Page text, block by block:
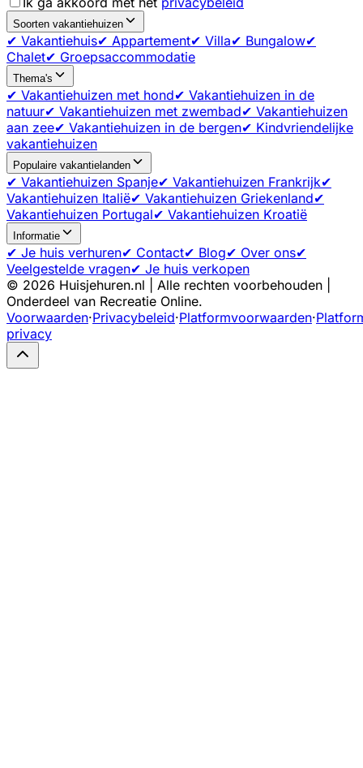
Soorten vakantiehuizen
✔ Vakantiehuis✔ Appartement✔ Villa✔ Bungalow✔
Chalet✔ Groepsaccommodatie
Thema's
✔ Vakantiehuizen met hond✔ Vakantiehuizen in de
natuur✔ Vakantiehuizen met zwembad✔ Vakantiehuizen
aan zee✔ Vakantiehuizen in de bergen✔ Kindvriendelijke
vakantiehuizen
Populaire vakantielanden
✔ Vakantiehuizen Spanje✔ Vakantiehuizen Frankrijk✔
Vakantiehuizen Italië✔ Vakantiehuizen Griekenland✔
Vakantiehuizen Portugal✔ Vakantiehuizen Kroatië
Informatie
✔ Je huis verhuren✔ Contact✔ Blog✔ Over ons✔
Veelgestelde vragen✔ Je huis verkopen
© 2026 Huisjehuren.nl | Alle rechten voorbehouden |
Onderdeel van Recreatie Online.
Voorwaarden·Privacybeleid·Platformvoorwaarden·
privacy